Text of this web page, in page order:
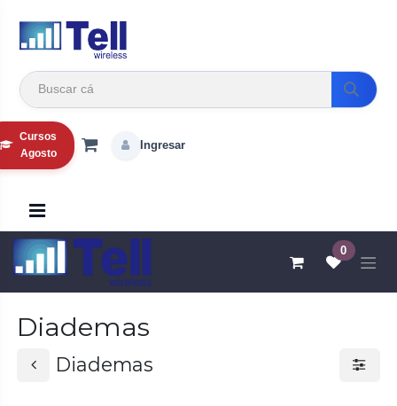
Cursos
Agosto
Ingresar
0
Diademas
Diademas